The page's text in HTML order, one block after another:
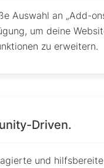
Auswahl an „Add-
um deine
zu erweitern.
Driven.
und hilfsbereite